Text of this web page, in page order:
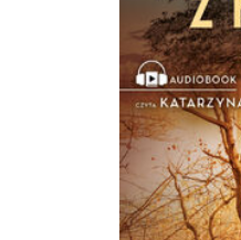
która zabija. Inaczej może
pewna bibliotekarka. Dzielnica
pokoju, nieoczywistego
czasie do kolejnego trudnego
czarodziejska historia o magii książek.
Jest autorką bestsellerowej serii
non-fiction. Z okazji jubileuszu
Policjanci. Bez munduru
Policja w literaturze.